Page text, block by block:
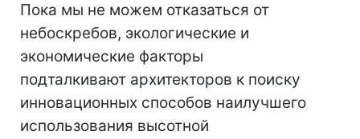
Пока мы не можем отказаться от
небоскребов, экологические и
экономические факторы
подталкивают архитекторов к поиску
инновационных способов наилучшего
использования высотной